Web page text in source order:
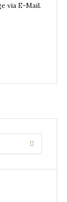
via E-Mail.
Search